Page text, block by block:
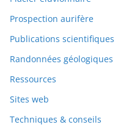
Prospection aurifère
Publications scientifiques
Randonnées géologiques
Ressources
Sites web
Techniques & conseils